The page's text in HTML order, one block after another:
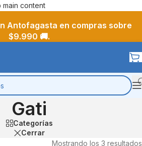
main content
Antofagasta en compras sobre
$9.990 🚚.
Gati
Categorías
Cerrar
Mostrando los 3 resultados